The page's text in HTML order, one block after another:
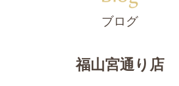
ブログ
福山宮通り店